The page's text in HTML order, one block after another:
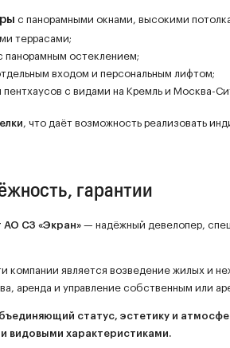
с панорамными окнами, высокими
террасами;
панорамным остеклением;
входом и персональным лифтом;
с видами на Кремль и Москва-
, что даёт возможность реализовать
гарантии
АО СЗ «Экран» — надёжный девелопер,
компании является возведение жилых и
аренда и управление собственным или
статус, эстетику и
видовыми характеристиками.